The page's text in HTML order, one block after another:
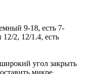
9-18, есть 7-
2, 12/1.4, есть
угол закрыть